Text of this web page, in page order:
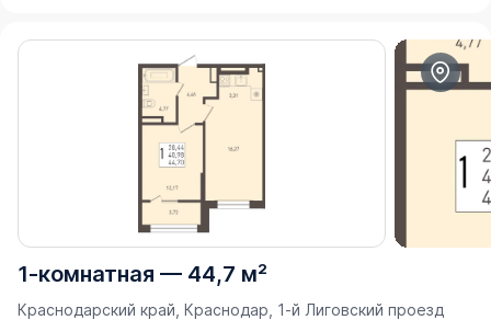
1-комнатная — 44,7 м²
Краснодарский край, Краснодар, 1-й Лиговский проезд